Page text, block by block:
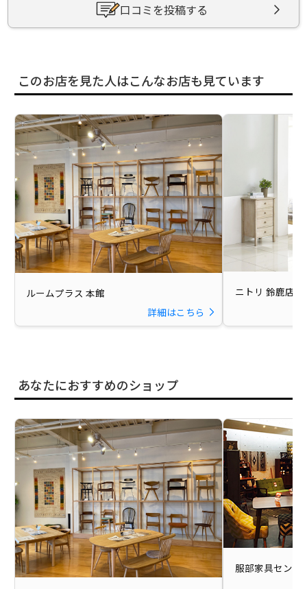
口コミを投稿する
このお店を見た人はこんなお店も見ています
ルームプラス 本館
詳細はこちら
ニトリ 鈴鹿店
あなたにおすすめのショップ
服部家具セン